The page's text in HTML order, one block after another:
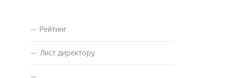
Рейтинг
Лист директору